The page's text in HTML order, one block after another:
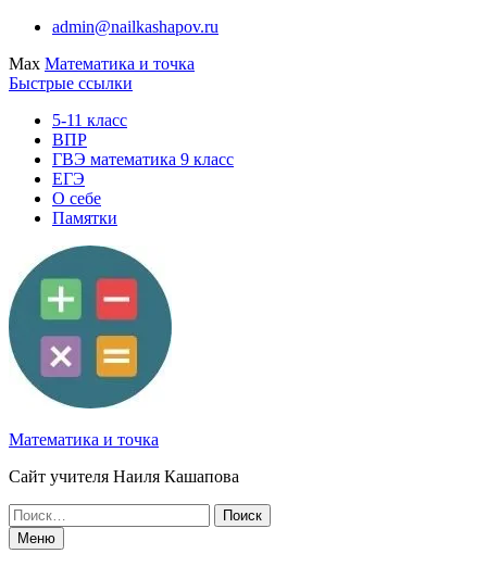
Перейти
содержимому
admin@nailkashapov.ru
Max Математика и точка
Быстрые ссылки
5-11 класс
ВПР
ГВЭ математика 9 класс
ЕГЭ
О себе
Памятки
Математика и точка
Сайт учителя Наиля Кашапова
Поиск
по:Меню